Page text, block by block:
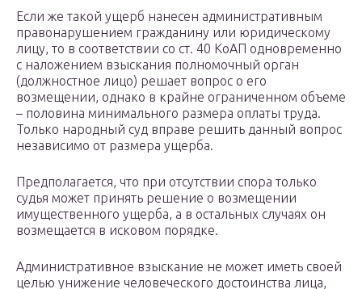
Если же такой ущерб нанесен административным
правонарушением гражданину или юридическому
лицу, то в соответствии со ст. 40 КоАП одновременно
с наложением взыскания полномочный орган
(должностное лицо) решает вопрос о его
возмещении, однако в крайне ограниченном объеме
– половина минимального размера оплаты труда.
Только народный суд вправе решить данный вопрос
независимо от размера ущерба.
Предполагается, что при отсутствии спора только
судья может принять решение о возмещении
имущественного ущерба, а в остальных случаях он
возмещается в исковом порядке.
Административное взыскание не может иметь своей
целью унижение человеческого достоинства лица,